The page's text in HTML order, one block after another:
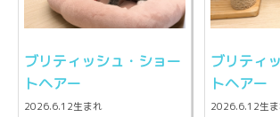
ブリティッシュ・ショー
トヘアー
2026.6.12生まれ
ブリティ
トヘアー
2026.6.12生